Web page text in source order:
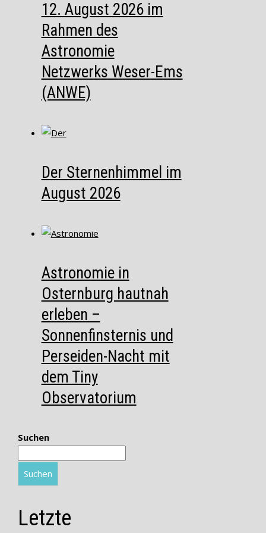
12. August 2026 im
Rahmen des
Astronomie
Netzwerks Weser-Ems
(ANWE)
Der Sternenhimmel im
August 2026
Astronomie in
Osternburg hautnah
erleben –
Sonnenfinsternis und
Perseiden-Nacht mit
dem Tiny
Observatorium
Suchen
Suchen
Letzte